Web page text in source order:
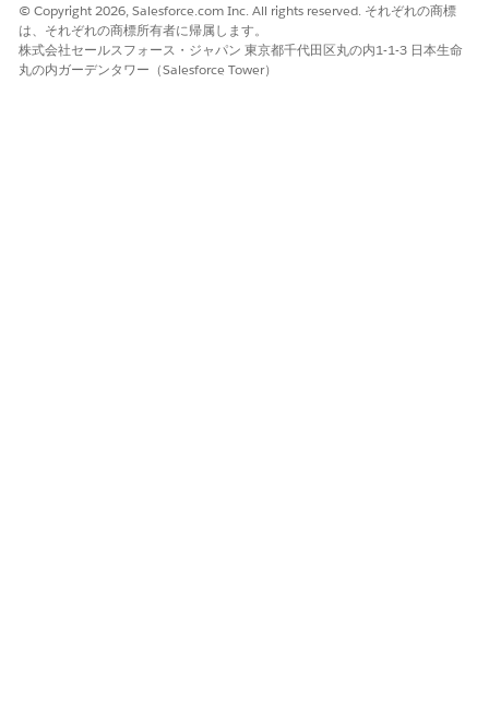
© Copyright 2026, Salesforce.com Inc. All rights reserved. それぞれの商標
は、それぞれの商標所有者に帰属します。
株式会社セールスフォース・ジャパン 東京都千代田区丸の内1-1-3 日本生命
丸の内ガーデンタワー（Salesforce Tower）